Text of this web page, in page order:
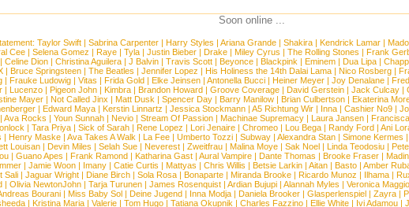
Soon online ...
Taylor Swift | Sabrina Carpenter | Harry Styles | Ariana Grande | Shakira | Kendrick Lamar |
Cee| Selena Gomez | Raye| Tyla| Justin Bieber| Drake| Miley Cyrus | The Rolling Stones | Frank
| Celine Dion | Christina Aguilera | J Balvin | Travis Scott | Beyonce | Blackpink | Eminem | Dua Lipa |
| Bruce Springsteen| The Beatles | Jennifer Lopez | His Holiness the 14th Dalai Lama| Nico Rosberg|
| Frauke Ludowig | Vitas | Frida Gold | Elke Jeinsen | Antonella Bucci | Heiner Meyer | Joy Denalane |
| Lucenzo | Pigeon John | Kimbra | Brandon Howard | Groove Coverage | David Gerstein | Jack Culcay |
Mayer| Not Called Jinx | Matt Dusk | Spencer Day| Barry Manilow| Brian Culbertson| Ekaterina
| Edward Maya | Kerstin Linnartz | Jessica Stockmann | A5 Richtung Wir | Inna | Cashier No9 |
| Ava Rocks | Youn Sunnah | Nevio | Stream Of Passion | Machinae Supremacy | Laura Jansen |
| Tara Priya | Sick of Sarah | Rene Lopez | Lori Jenaire | Chromeo | Lou Bega | Randy Ford | Ani
| Henry Maske| Ava Takes A Walk | La Fee| Umberto Tozzi| Subway| Alexandra Stan| Simone Kermes |
Louisan| Devin Miles | Selah Sue| Neverest| Zweitfrau| Malina Moye| Sak Noel| Linda Teodosiu|
| Guano Apes | Frank Ramond| Katharina Gast| Aural Vampire| Dante Thomas | Brooke Fraser|
| Jamie Woon| Imany| Catie Curtis | Mattyas | Chris Willis | Betsie Larkin| Aitan| Basto| Amber
Sali| Jaguar Wright| Diane Birch| Sola Rosa| Bonaparte| Miranda Brooke| Ricardo Munoz | Ilhama|
| Olivia NewtonJohn| Tarja Turunen| James Rosenquist| Ardian Bujupi| Alannah Myles | Veronica Maggio
Bourani | Miss Baby Sol | Deine Jugend | Inna Modja | Daniela Brooker | Glasperlenspiel | Zayra |
| Kristina Maria | Valerie | Tom Hugo | Tatiana Okupnik | Charles Fazzino | Ellie White | Ivi Adamou |